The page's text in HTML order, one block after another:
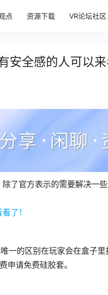
点 资源下载 VR论坛社区
全感的人可以来
了官方表示的需要解决一
的区别在玩家会在盒子
请免费硅胶套。